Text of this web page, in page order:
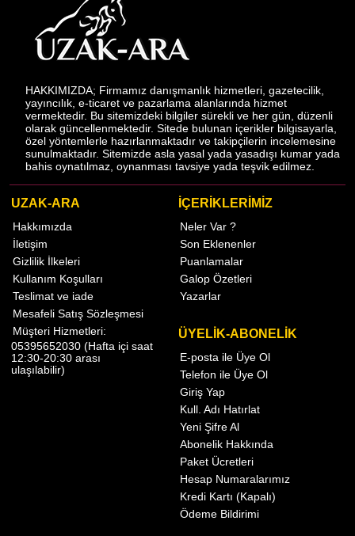
HAKKIMIZDA; Firmamız danışmanlık hizmetleri, gazetecilik,
yayıncılık, e-ticaret ve pazarlama alanlarında hizmet
vermektedir. Bu sitemizdeki bilgiler sürekli ve her gün, düzenli
olarak güncellenmektedir. Sitede bulunan içerikler bilgisayarla,
özel yöntemlerle hazırlanmaktadır ve takipçilerin incelemesine
sunulmaktadır. Sitemizde asla yasal yada yasadışı kumar yada
bahis oynatılmaz, oynanması tavsiye yada teşvik edilmez.
UZAK-ARA
Hakkımızda
İletişim
Gizlilik İlkeleri
Kullanım Koşulları
Teslimat ve iade
Mesafeli Satış Sözleşmesi
Müşteri Hizmetleri:
05395652030 (Hafta içi saat
12:30-20:30 arası
ulaşılabilir)
İÇERİKLERİMİZ
Neler Var ?
Son Eklenenler
Puanlamalar
Galop Özetleri
Yazarlar
ÜYELİK-ABONELİK
E-posta ile Üye Ol
Telefon ile Üye Ol
Giriş Yap
Kull. Adı Hatırlat
Yeni Şifre Al
Abonelik Hakkında
Paket Ücretleri
Hesap Numaralarımız
Kredi Kartı (Kapalı)
Ödeme Bildirimi